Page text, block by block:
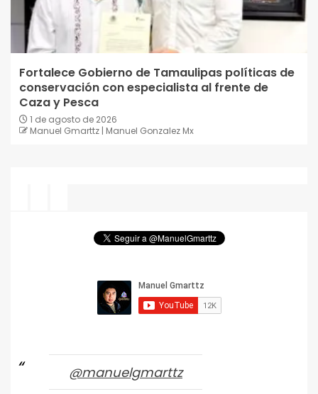
Fortalece Gobierno de Tamaulipas políticas de
conservación con especialista al frente de
Caza y Pesca
1 de agosto de 2026
Manuel Gmarttz | Manuel Gonzalez Mx
@manuelgmarttz